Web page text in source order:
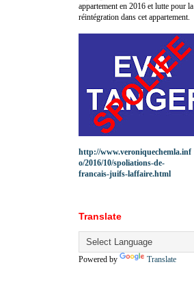
appartement en 2016 et lutte pour la
réintégration dans cet appartement.
http://www.veroniquechemla.inf
o/2016/10/spoliations-de-
francais-juifs-laffaire.html
Translate
Powered by Translate